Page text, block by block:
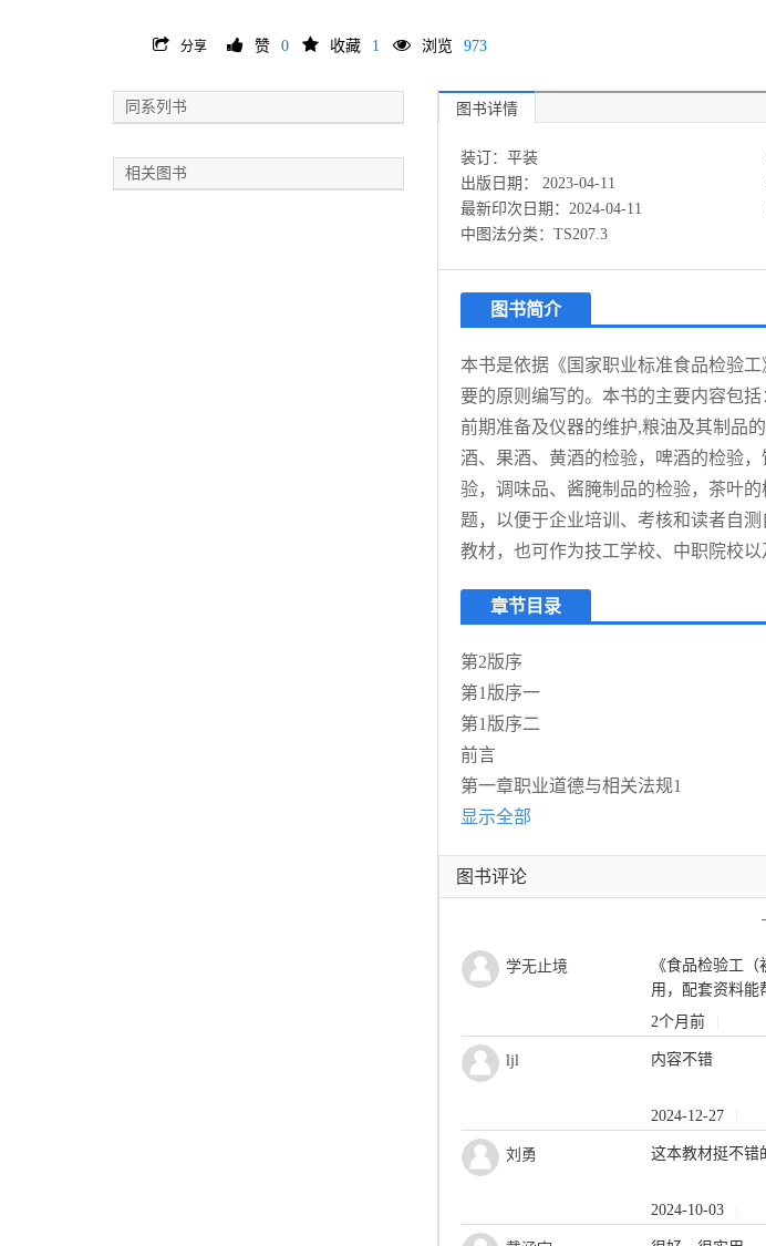
分享 赞 0 收藏 1 浏览 973
同系列书
相关图书
图书详情
装订：平装
出版日期： 2023-04-11
最新印次日期：2024-04-11
中图法分类：TS207.3
图书简介
本书是依据《国家职业标准食品检验
要的原则编写的。本书的主要内容包
前期准备及仪器的维护,粮油及其制品
酒、果酒、黄酒的检验，啤酒的检验
验，调味品、酱腌制品的检验，茶叶
题，以便于企业培训、考核和读者自
教材，也可作为技工学校、中职院校
章节目录
第2版序
第1版序一
第1版序二
前言
第一章职业道德与相关法规1
显示全部
图书评论
学无止境
《食品检验工
用，配套资料能
2个月前
ljl 内容不错
2024-12-27
刘勇 这本教材挺不错
2024-10-03